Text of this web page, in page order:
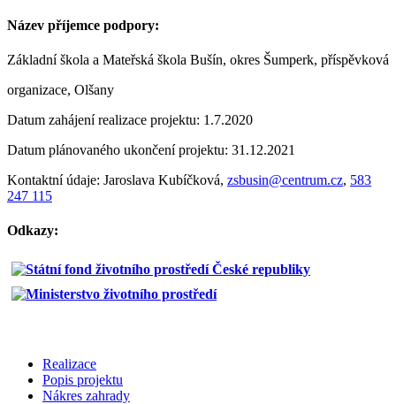
Název příjemce podpory:
Základní škola a Mateřská škola Bušín, okres Šumperk, příspěvková
organizace, Olšany
Datum zahájení realizace projektu: 1.7.2020
Datum plánovaného ukončení projektu: 31.12.2021
Kontaktní údaje: Jaroslava Kubíčková, zsbusin@centrum.cz, 583
247 115
Odkazy:
Realizace
Popis projektu
Nákres zahrady